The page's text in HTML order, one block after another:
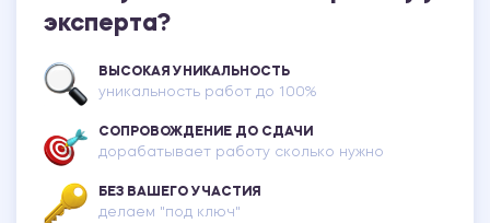
эксперта?
ВЫСОКАЯ УНИКАЛЬНОСТЬ
уникальность работ до 100%
СОПРОВОЖДЕНИЕ ДО СДАЧИ
дорабатывает работу сколько нужно
БЕЗ ВАШЕГО УЧАСТИЯ
делаем "под ключ"